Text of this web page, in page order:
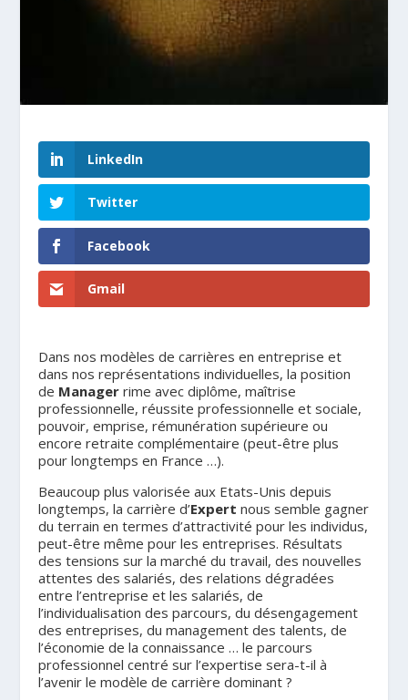
LinkedIn
Twitter
Facebook
Gmail
Dans nos modèles de carrières en entreprise et
dans nos représentations individuelles, la position
de Managerrime avec diplôme, maîtrise
professionnelle, réussite professionnelle et sociale,
pouvoir, emprise, rémunération supérieure ou
encore retraite complémentaire (peut-être plus
pour longtemps en France …).
Beaucoup plus valorisée aux Etats-Unis depuis
longtemps, la carrière d’Expert nous semble gagner
du terrain en termes d’attractivité pour les individus,
peut-être même pour les entreprises. Résultats
des tensions sur la marché du travail, des nouvelles
attentes des salariés, des relations dégradées
entre l’entreprise et les salariés, de
l’individualisation des parcours, du désengagement
des entreprises, du management des talents, de
l’économie de la connaissance … le parcours
professionnel centré sur l’expertise sera-t-il à
l’avenir le modèle de carrière dominant ?